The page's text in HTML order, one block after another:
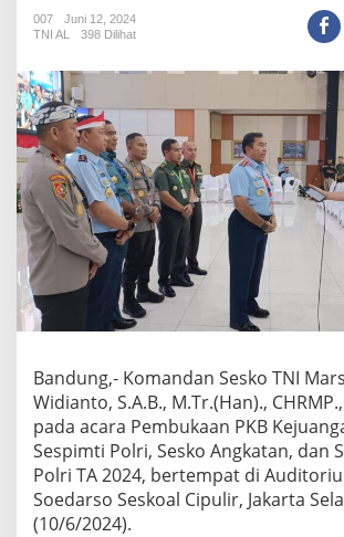
o
e
i
a
E
m
:
M
l
l
u
P
K
B
u
007
Juni 12, 2024
TNI AL
398 Dilihat
Bandung,- Komandan Sesko TNI
Widianto, S.A.B., M.Tr.(Han).,
pada acara Pembukaan PKB
Sespimti Polri, Sesko Angkatan, dan
Polri TA 2024, bertempat di
Soedarso Seskoal Cipulir, Jakarta
(10/6/2024).